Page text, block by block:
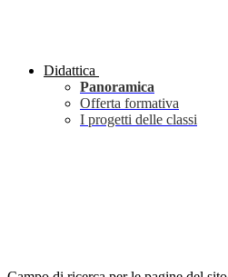
Didattica
Panoramica
Offerta formativa
I progetti delle classi